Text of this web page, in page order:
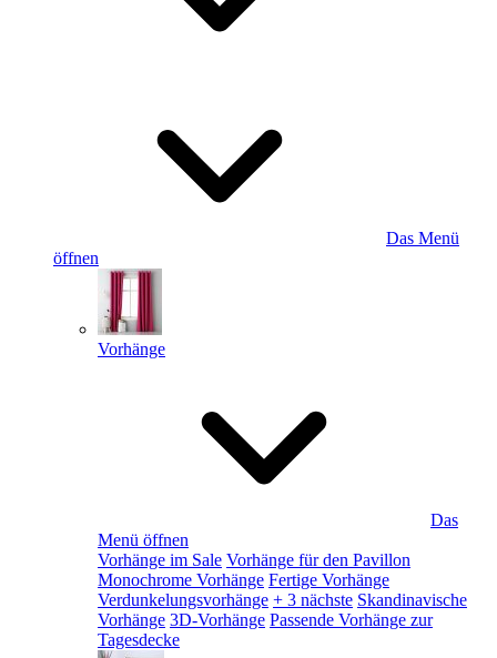
Das Menü
öffnen
Vorhänge
Das
Menü öffnen
Vorhänge im Sale Vorhänge für den Pavillon
Monochrome Vorhänge Fertige Vorhänge
Verdunkelungsvorhänge + 3 nächste Skandinavische
Vorhänge 3D-Vorhänge Passende Vorhänge zur
Tagesdecke